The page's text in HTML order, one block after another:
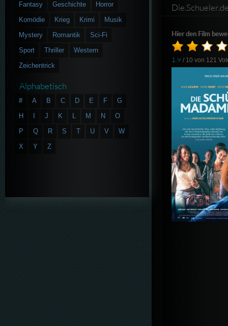
Hier den Film
1.9 / 10 von 121
Fantasy
Geschichte
Horror
Komödie
Krieg Krimi
Musik
Mystery
Romantik
Sci-Fi
Sport
Thriller
Western
Zeichentrick
Alphabetisch
# A B C D E F
G
H
J K L M N
O
P
Q R S T U V
W
X
Y Z